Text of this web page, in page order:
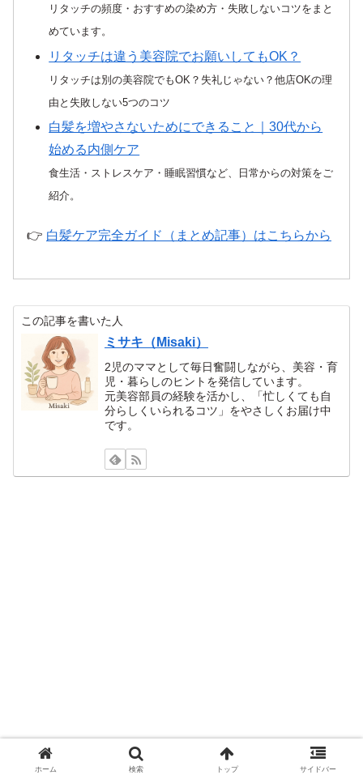
リタッチの頻度・おすすめの染め方・失敗しないコツをまと
めています。
リタッチは違う美容院でお願いしてもOK？
リタッチは別の美容院でもOK？失礼じゃない？他店OKの理
由と失敗しない5つのコツ
白髪を増やさないためにできること｜30代から
始める内側ケア
食生活・ストレスケア・睡眠習慣など、日常からの対策をご
紹介。
👉 白髪ケア完全ガイド（まとめ記事）はこちらから
この記事を書いた人
ミサキ（Misaki）
2児のママとして毎日奮闘しながら、美容・育
児・暮らしのヒントを発信しています。
元美容部員の経験を活かし、「忙しくても自
分らしくいられるコツ」をやさしくお届け中
です。
ホーム 検索 トップ サイドバー